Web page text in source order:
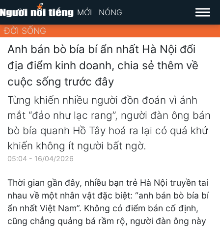
MỚI NÓNG
ĐỜI SỐNG
Anh bán bò bía bí ẩn nhất Hà Nội đổi
địa điểm kinh doanh, chia sẻ thêm về
cuộc sống trước đây
Từng khiến nhiều người đồn đoán vì ánh
mắt “đảo như lạc rang”, người đàn ông bán
bò bía quanh Hồ Tây hoá ra lại có quá khứ
khiến không ít người bất ngờ.
05:04 - 16/04/2026
Thời gian gần đây, nhiều bạn trẻ Hà Nội truyền tai
nhau về một nhân vật đặc biệt: “anh bán bò bía bí
ẩn nhất Việt Nam”. Không có điểm bán cố định,
cũng chẳng quảng bá rầm rộ, người đàn ông này